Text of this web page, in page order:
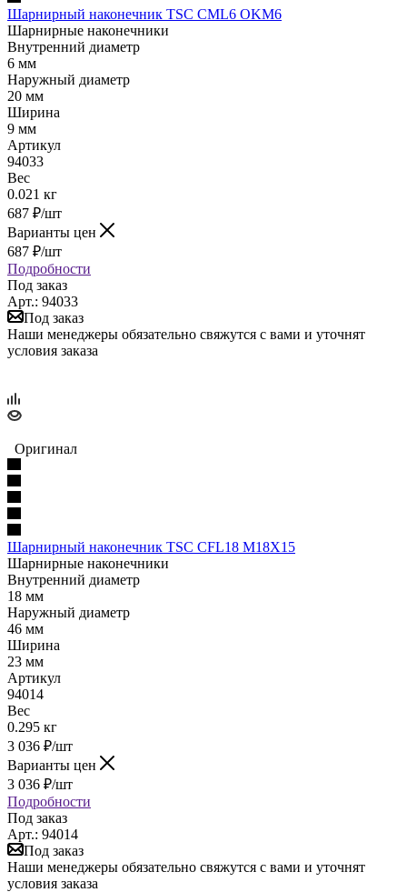
Шарнирный наконечник TSC CML6 OKM6
Шарнирные наконечники
Внутренний диаметр
6 мм
Наружный диаметр
20 мм
Ширина
9 мм
Артикул
94033
Вес
0.021 кг
687 ₽/шт
Варианты цен
687 ₽/шт
Подробности
Под заказ
Арт.: 94033
Под заказ
Наши менеджеры обязательно свяжутся с вами и уточнят
условия заказа
Оригинал
Шарнирный наконечник TSC CFL18 M18X15
Шарнирные наконечники
Внутренний диаметр
18 мм
Наружный диаметр
46 мм
Ширина
23 мм
Артикул
94014
Вес
0.295 кг
3 036 ₽/шт
Варианты цен
3 036 ₽/шт
Подробности
Под заказ
Арт.: 94014
Под заказ
Наши менеджеры обязательно свяжутся с вами и уточнят
условия заказа